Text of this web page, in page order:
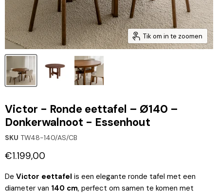
Tik om in te zoomen
Victor - Ronde eettafel – Ø140 –
Donkerwalnoot - Essenhout
SKU TW48-140/AS/CB
Huidige prijs
€1.199,00
De Victor eettafel is een elegante ronde tafel met een
diameter van 140 cm, perfect om samen te komen met